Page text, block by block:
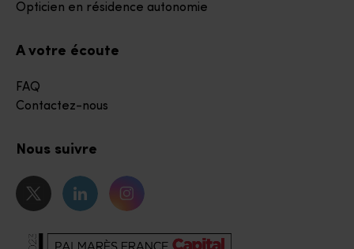
A votre écoute
FAQ
Contactez-nous
Opticien en résidence autonomie
Nous suivre
Notre page Twitter
Notre page Linkedin
Notre page Instagram